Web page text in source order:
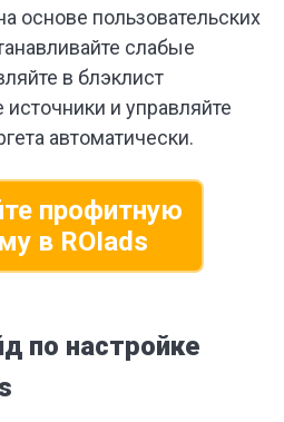
основе пользовательских
слабые
в блэклист
и управляйте
автоматически.
профитную
в ROIads
по настройке